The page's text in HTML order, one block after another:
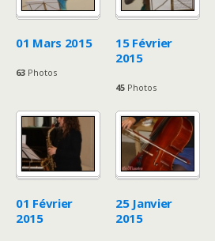
01 Mars 2015
63 Photos
15 Février
2015
45 Photos
01 Février
2015
25 Janvier
2015